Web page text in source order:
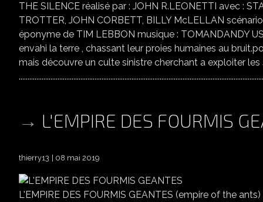
THE SILENCE réalisé par : JOHN R.LEONETTI avec :
TROTTER, JOHN CORBETT, BILLY McLELLAN
éponyme de TIM LEBBON musique : TOMANDANDY
envahi la terre , chassant leur proies humaines au
mais découvre un culte sinistre cherchant a exploiter
L'EMPIRE DES FOURMIS
thierry13 08 mai 2019
L'EMPIRE DES FOURMIS GEANTES (empire of the